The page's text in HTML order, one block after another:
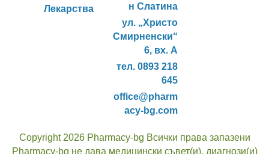
Лекарства
н Слатина
ул. „Христо
Смирненски“
6, вх. А
тел. 0893 218
645
office@pharm
acy-bg.com
Copyright 2026 Pharmacy-bg Всички права запазени
Pharmacy-bg не дава медицински съвет(и), диагнози(и)